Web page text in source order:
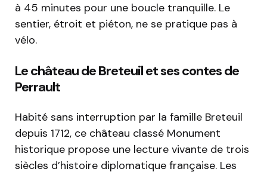
à 45 minutes pour une boucle tranquille. Le
sentier, étroit et piéton, ne se pratique pas à
vélo.
Le château de Breteuil et ses contes de
Perrault
Habité sans interruption par la famille Breteuil
depuis 1712, ce château classé Monument
historique propose une lecture vivante de trois
siècles d’histoire diplomatique française. Les